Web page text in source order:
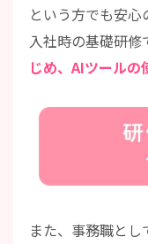
という方でも安心
入社時の基礎研修
じめ、AIツールの
また、事務職とし